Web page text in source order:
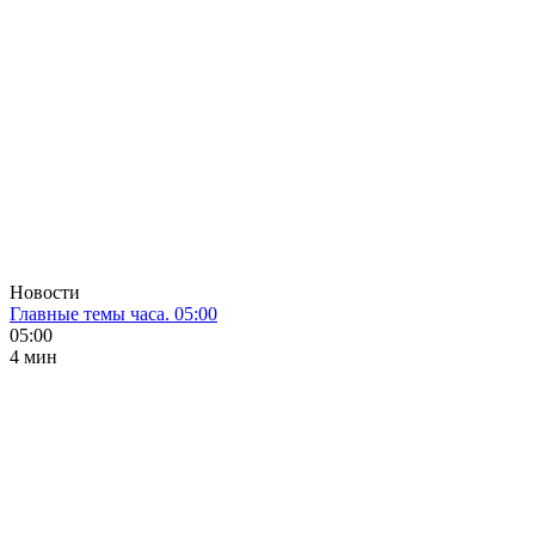
Новости
Главные темы часа. 05:00
05:00
4 мин